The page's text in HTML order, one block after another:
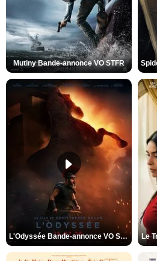
Mutiny Bande-annonce VO STFR
L'Odyssée Bande-annonce VO STFR Le